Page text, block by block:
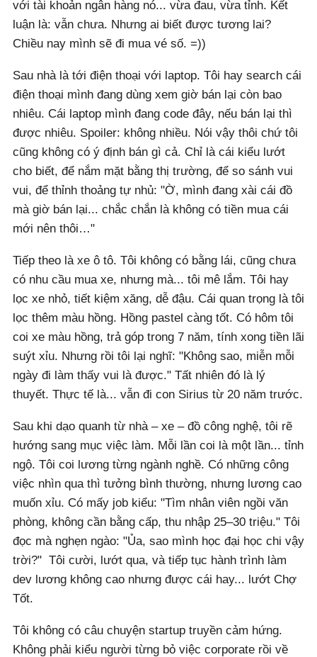
với tài khoản ngân hàng nó... vừa đau, vừa tỉnh. Kết
luận là: vẫn chưa. Nhưng ai biết được tương lai?
Chiều nay mình sẽ đi mua vé số. =))
Sau nhà là tới điện thoại với laptop. Tôi hay search cái
điện thoại mình đang dùng xem giờ bán lại còn bao
nhiêu. Cái laptop mình đang code đây, nếu bán lại thì
được nhiêu. Spoiler: không nhiều. Nói vậy thôi chứ tôi
cũng không có ý định bán gì cả. Chỉ là cái kiểu lướt
cho biết, để nắm mặt bằng thị trường, để so sánh vui
vui, để thỉnh thoảng tự nhủ: "Ờ, mình đang xài cái đồ
mà giờ bán lại... chắc chắn là không có tiền mua cái
mới nên thôi…"
Tiếp theo là xe ô tô. Tôi không có bằng lái, cũng chưa
có nhu cầu mua xe, nhưng mà... tôi mê lắm. Tôi hay
lọc xe nhỏ, tiết kiệm xăng, dễ đậu. Cái quan trọng là tôi
lọc thêm màu hồng. Hồng pastel càng tốt. Có hôm tôi
coi xe màu hồng, trả góp trong 7 năm, tính xong tiền lãi
suýt xỉu. Nhưng rồi tôi lại nghĩ: "Không sao, miễn mỗi
ngày đi làm thấy vui là được." Tất nhiên đó là lý
thuyết. Thực tế là... vẫn đi con Sirius từ 20 năm trước.
Sau khi dạo quanh từ nhà – xe – đồ công nghệ, tôi rẽ
hướng sang mục việc làm. Mỗi lần coi là một lần... tỉnh
ngộ. Tôi coi lương từng ngành nghề. Có những công
việc nhìn qua thì tưởng bình thường, nhưng lương cao
muốn xỉu. Có mấy job kiểu: "Tìm nhân viên ngồi văn
phòng, không cần bằng cấp, thu nhập 25–30 triệu." Tôi
đọc mà nghẹn ngào: "Ủa, sao mình học đại học chi vậy
trời?" Tôi cười, lướt qua, và tiếp tục hành trình làm
dev lương không cao nhưng được cái hay... lướt Chợ
Tốt.
Tôi không có câu chuyện startup truyền cảm hứng.
Không phải kiểu người từng bỏ việc corporate rồi về